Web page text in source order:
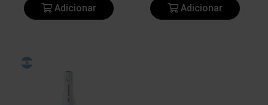
Adicionar Adicionar